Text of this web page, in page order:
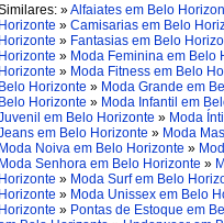
»Alfaiates em Belo
Horizonte » Camisarias em Belo
Horizonte » Fantasias em Belo
Horizonte » Moda Feminina em Belo
Horizonte » Moda Fitness em Belo
Belo Horizonte » Moda Grande em
Belo Horizonte » Moda Infantil em
em Belo Horizonte » Moda
em Belo Horizonte » Moda
Moda Noiva em Belo Horizonte »
Moda Senhora em Belo Horizonte »
Horizonte » Moda Surf em Belo
Horizonte » Moda Unissex em Belo
Horizonte » Pontas de Estoque em